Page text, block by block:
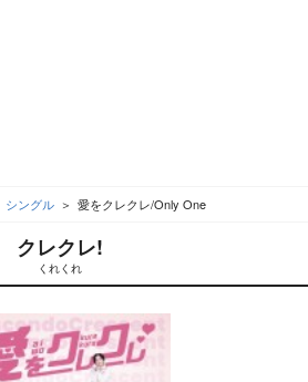
シングル 愛をクレクレ/Only One
クレクレ!
くれくれ